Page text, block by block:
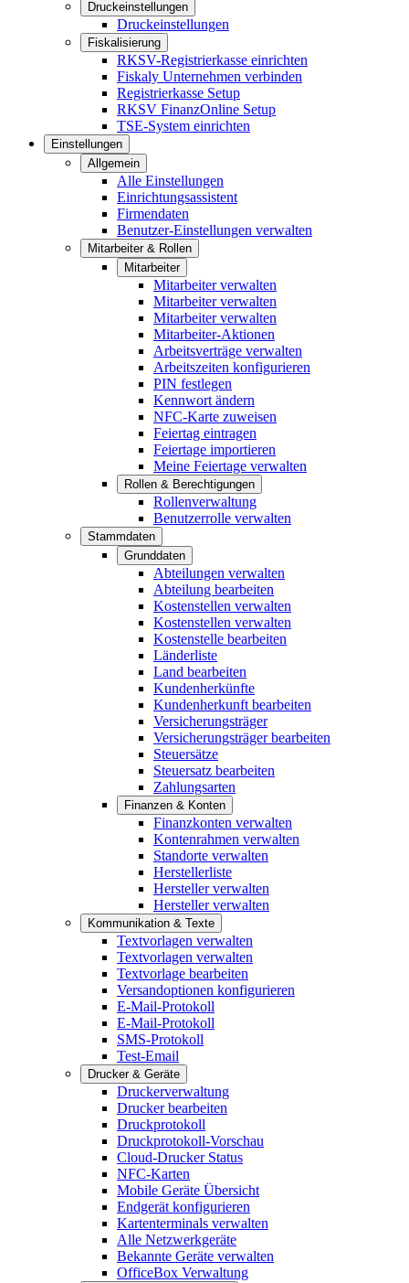
Druckeinstellungen
Druckeinstellungen
Fiskalisierung
RKSV-Registrierkasse einrichten
Fiskaly Unternehmen verbinden
Registrierkasse Setup
RKSV FinanzOnline Setup
TSE-System einrichten
Einstellungen
Allgemein
Alle Einstellungen
Einrichtungsassistent
Firmendaten
Benutzer-Einstellungen verwalten
Mitarbeiter & Rollen
Mitarbeiter
Mitarbeiter verwalten
Mitarbeiter verwalten
Mitarbeiter verwalten
Mitarbeiter-Aktionen
Arbeitsverträge verwalten
Arbeitszeiten konfigurieren
PIN festlegen
Kennwort ändern
NFC-Karte zuweisen
Feiertag eintragen
Feiertage importieren
Meine Feiertage verwalten
Rollen & Berechtigungen
Rollenverwaltung
Benutzerrolle verwalten
Stammdaten
Grunddaten
Abteilungen verwalten
Abteilung bearbeiten
Kostenstellen verwalten
Kostenstellen verwalten
Kostenstelle bearbeiten
Länderliste
Land bearbeiten
Kundenherkünfte
Kundenherkunft bearbeiten
Versicherungsträger
Versicherungsträger bearbeiten
Steuersätze
Steuersatz bearbeiten
Zahlungsarten
Finanzen & Konten
Finanzkonten verwalten
Kontenrahmen verwalten
Standorte verwalten
Herstellerliste
Hersteller verwalten
Hersteller verwalten
Kommunikation & Texte
Textvorlagen verwalten
Textvorlagen verwalten
Textvorlage bearbeiten
Versandoptionen konfigurieren
E-Mail-Protokoll
E-Mail-Protokoll
SMS-Protokoll
Test-Email
Drucker & Geräte
Druckerverwaltung
Drucker bearbeiten
Druckprotokoll
Druckprotokoll-Vorschau
Cloud-Drucker Status
NFC-Karten
Mobile Geräte Übersicht
Endgerät konfigurieren
Kartenterminals verwalten
Alle Netzwerkgeräte
Bekannte Geräte verwalten
OfficeBox Verwaltung